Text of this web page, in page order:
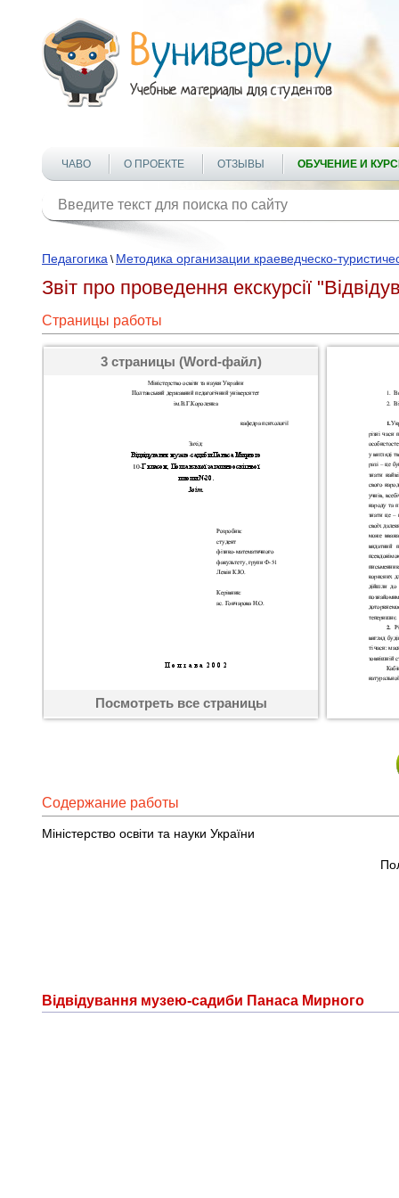
ЧАВО О ПРОЕКТЕ ОТЗЫВЫ ОБУЧЕНИЕ И
Педагогика \ Методика организации краеведческо-
Звіт про проведення екскурсії
Страницы работы
3 страницы (Word-файл)
Посмотреть все страницы
Содержание работы
Міністерство освіти та науки України
Відвідування музею-садиби Панаса Мирного